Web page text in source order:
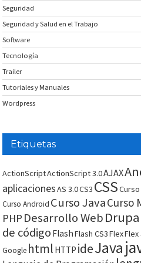
Seguridad
Seguridad y Salud en el Trabajo
Software
Tecnología
Trailer
Tutoriales y Manuales
Wordpress
Etiquetas
ActionScriptActionScript 3.0AJAX
aplicacionesAS 3.0CS3 CSS
Curso Android Curso JavaCurso
PHP Desarrollo Web
de código FlashFlash CS3FlexFlex
Google html HTTP ideJava